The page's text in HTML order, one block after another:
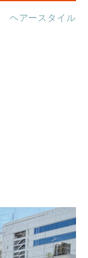
ヘアースタイル